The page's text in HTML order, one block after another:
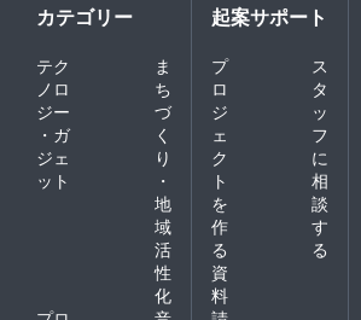
カテゴリー
テク
ノロ
ジー
・ガ
ジェ
ット
ま
ち
づ
く
り
・
地
域
活
性
化
起案サポート
プ
ロ
ジ
ェ
ク
ト
を
作
る
ス
タ
ッ
フ
に
相
談
す
る
資
料